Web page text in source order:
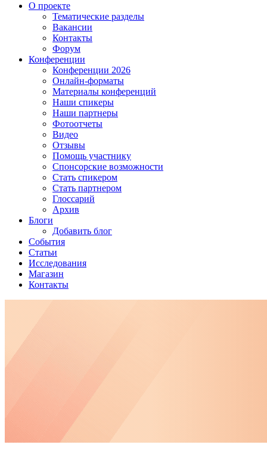
О проекте
Тематические разделы
Вакансии
Контакты
Форум
Конференции
Конференции 2026
Онлайн-форматы
Материалы конференций
Наши спикеры
Наши партнеры
Фотоотчеты
Видео
Отзывы
Помощь участнику
Спонсорские возможности
Стать спикером
Стать партнером
Глоссарий
Архив
Блоги
Добавить блог
События
Статьи
Исследования
Магазин
Контакты